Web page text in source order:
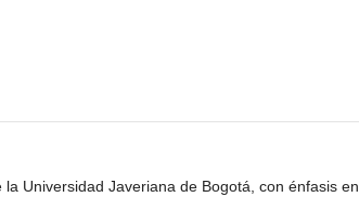
la Universidad Javeriana de Bogotá, con énfasis en